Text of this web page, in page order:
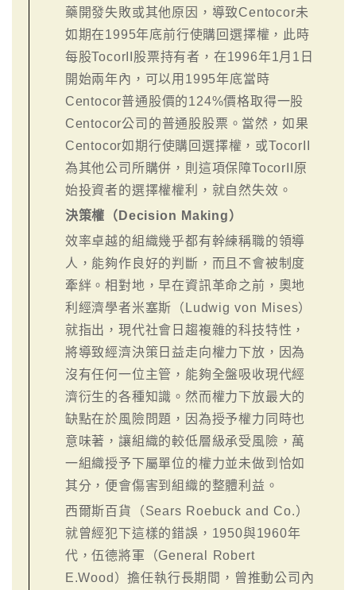
藥開發失敗或其他原因，導致Centocor未
如期在1995年底前行使購回選擇權，此時
每股TocorII股票持有者，在1996年1月1日
開始兩年內，可以用1995年底當時
Centocor普通股價的124%價格取得一股
Centocor公司的普通股股票。當然，如果
Centocor如期行使購回選擇權，或TocorII
為其他公司所購併，則這項保障TocorII原
始投資者的選擇權權利，就自然失效。
決策權（Decision Making）
效率卓越的組織幾乎都有幹練稱職的領導
人，能夠作良好的判斷，而且不會被制度
牽絆。相對地，早在資訊革命之前，奧地
利經濟學者米塞斯（Ludwig von Mises）
就指出，現代社會日趨複雜的科技特性，
將導致經濟決策日益走向權力下放，因為
沒有任何一位主管，能夠全盤吸收現代經
濟衍生的各種知識。然而權力下放最大的
缺點在於風險問題，因為授予權力同時也
意味著，讓組織的較低層級承受風險，萬
一組織授予下屬單位的權力並未做到恰如
其分，便會傷害到組織的整體利益。
西爾斯百貨（Sears Roebuck and Co.）
就曾經犯下這樣的錯誤，1950與1960年
代，伍德將軍（General Robert
E.Wood）擔任執行長期間，曾推動公司內